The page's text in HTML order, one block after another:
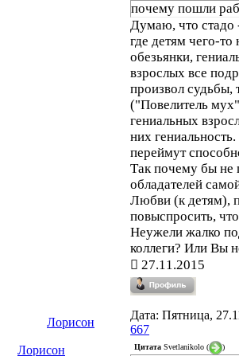
почему пошли
Думаю, что стадо
где детям чего-то
обезьянки,
взрослых все
произвол судьбы,
("Повелитель
гениальных
них
переймут
Так почему бы не
обладателей
Любви (к детям),
повыспросить,
Неужели жалко
коллеги? Или Вы
27.11.2015
Лорисон
Дата: Пятница,
667
Лорисон
Цитата Svetlanikolo ( )